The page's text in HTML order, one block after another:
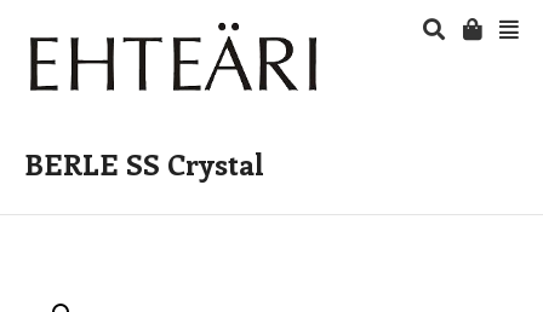
BERLE SS Crystal